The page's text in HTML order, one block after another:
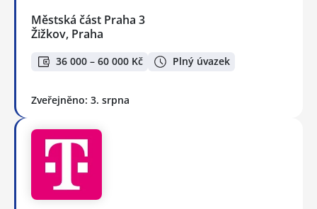
Městská část Praha 3
Žižkov, Praha
36 000 – 60 000 Kč Plný úvazek
Zveřejněno: 3. srpna